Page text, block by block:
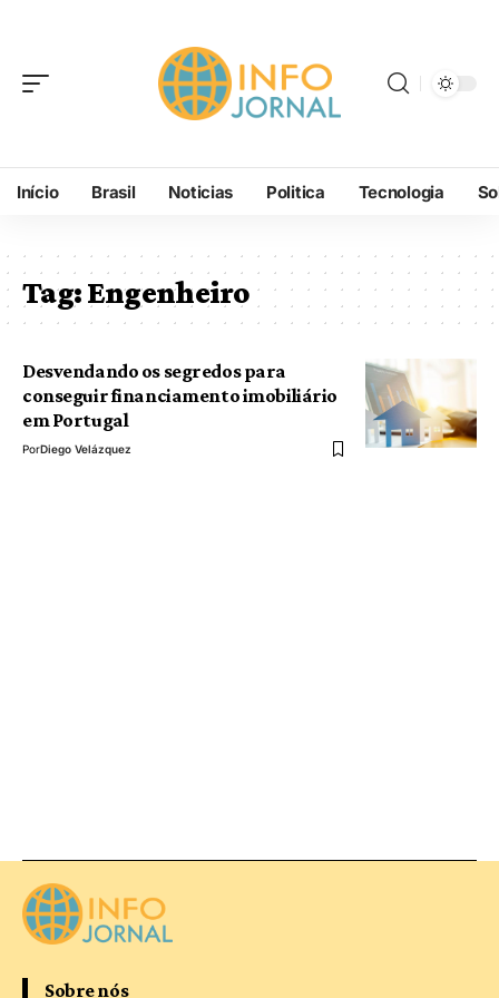
Início Brasil Noticias Politica Tecnologia
Tag:Engenheiro
Desvendando os segredos para
conseguir financiamento imobiliário
em Portugal
PorDiego Velázquez
Sobre nós